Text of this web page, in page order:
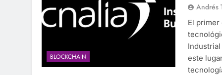
BLOCKCHAIN
Andrés
El
este